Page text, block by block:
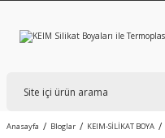
Anasayfa Bloglar KEIM-SİLİKAT BOYA